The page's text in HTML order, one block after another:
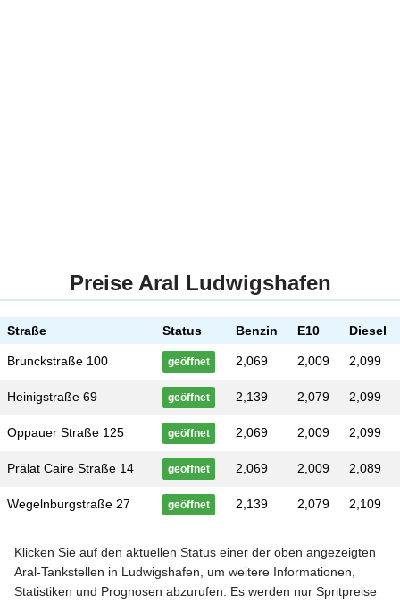
Preise Aral Ludwigshafen
Straße Status Benzin E10 Diesel
Brunckstraße 100 geöffnet 2,069 2,009 2,099
Heinigstraße 69 geöffnet 2,139 2,079 2,099
Oppauer Straße 125 geöffnet 2,069 2,009 2,099
Prälat Caire Straße 14 geöffnet 2,069 2,009 2,089
Wegelnburgstraße 27 geöffnet 2,139 2,079 2,109
Klicken Sie auf den aktuellen Status einer der oben angezeigten
Aral-Tankstellen in Ludwigshafen, um weitere Informationen,
Statistiken und Prognosen abzurufen. Es werden nur Spritpreise